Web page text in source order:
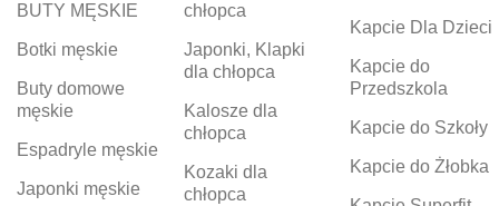
BUTY MĘSKIE
Botki męskie
Buty domowe
męskie
Espadryle męskie
Japonki męskie
chłopca
Japonki, Klapki
dla chłopca
Kalosze dla
chłopca
Kozaki dla
chłopca
Kapcie Dla Dzieci
Kapcie do
Przedszkola
Kapcie do Szkoły
Kapcie do Żłobka